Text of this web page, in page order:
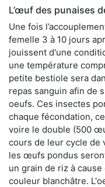
L’œuf des punaises
Une fois
femelle 3 à 10 jours
jouissent d'une
une température
petite bestiole sera
repas sanguin afin de
oeufs. Ces insectes
chaque fécondation,
voire le double (500
cours de leur cycle de
les œufs pondus
un grain de riz à
couleur blanchâtre.